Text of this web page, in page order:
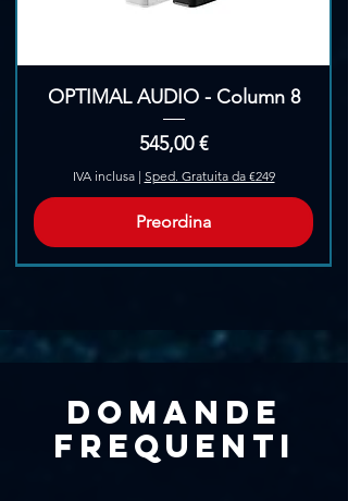
OPTIMAL AUDIO - Column 8
Prezzo
545,00 €
IVA inclusa| Sped. Gratuita da €249
Preordina
Domande
frequenti